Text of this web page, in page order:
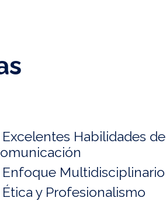
Excelentes Habilidades de
Enfoque Multidisciplinario
Ética y Profesionalismo